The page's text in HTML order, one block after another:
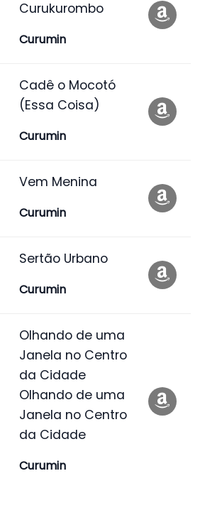
Curukurombo
Curumin
Cadê o Mocotó
(Essa Coisa)
Curumin
Vem Menina
Curumin
Sertão Urbano
Curumin
Olhando de uma
Janela no Centro
da Cidade
Olhando de uma
Janela no Centro
da Cidade
Curumin